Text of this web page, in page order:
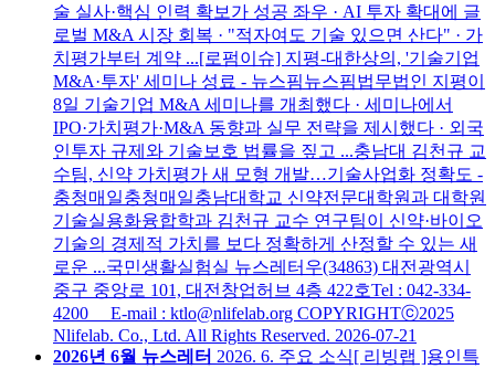
술 실사·핵심 인력 확보가 성공 좌우 · AI 투자 확대에 글
로벌 M&A 시장 회복 · "적자여도 기술 있으면 산다" · 가
치평가부터 계약 ...[로펌이슈] 지평-대한상의, '기술기업
M&A·투자' 세미나 성료 - 뉴스핌뉴스핌법무법인 지평이
8일 기술기업 M&A 세미나를 개최했다 · 세미나에서
IPO·가치평가·M&A 동향과 실무 전략을 제시했다 · 외국
인투자 규제와 기술보호 법률을 짚고 ...충남대 김천규 교
수팀, 신약 가치평가 새 모형 개발…기술사업화 정확도 -
충청매일충청매일충남대학교 신약전문대학원과 대학원
기술실용화융합학과 김천규 교수 연구팀이 신약·바이오
기술의 경제적 가치를 보다 정확하게 산정할 수 있는 새
로운 ...국민생활실험실 뉴스레터우(34863) 대전광역시
중구 중앙로 101, 대전창업허브 4층 422호Tel : 042-334-
4200 E-mail : ktlo@nlifelab.org COPYRIGHTⓒ2025
Nlifelab. Co., Ltd. All Rights Reserved. 2026-07-21
2026년 6월 뉴스레터 2026. 6. 주요 소식[ 리빙랩 ]용인특